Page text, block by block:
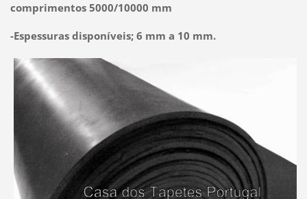
comprimentos 5000/10000 mm
-Espessuras disponíveis; 6 mm a 10 mm.